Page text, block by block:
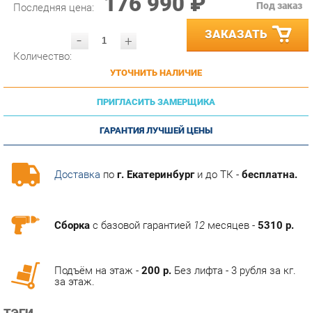
- ЗАКАЗАТЬ
УТОЧНИТЬ НАЛИЧИЕ
ПРИГЛАСИТЬ ЗАМЕРЩИКА
ГАРАНТИЯ ЛУЧШЕЙ ЦЕНЫ
Доставкапог. Екатеринбурги до ТК -бесплатна.
ТЭГИ